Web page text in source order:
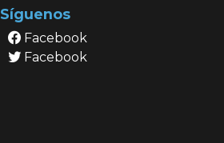
Síguenos
Facebook
Facebook